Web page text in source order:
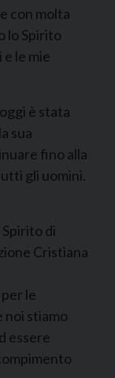
con molta
lo Spirito
le mie
è stata
sua
fino alla
gli uomini.
di
Cristiana
le
stiamo
essere